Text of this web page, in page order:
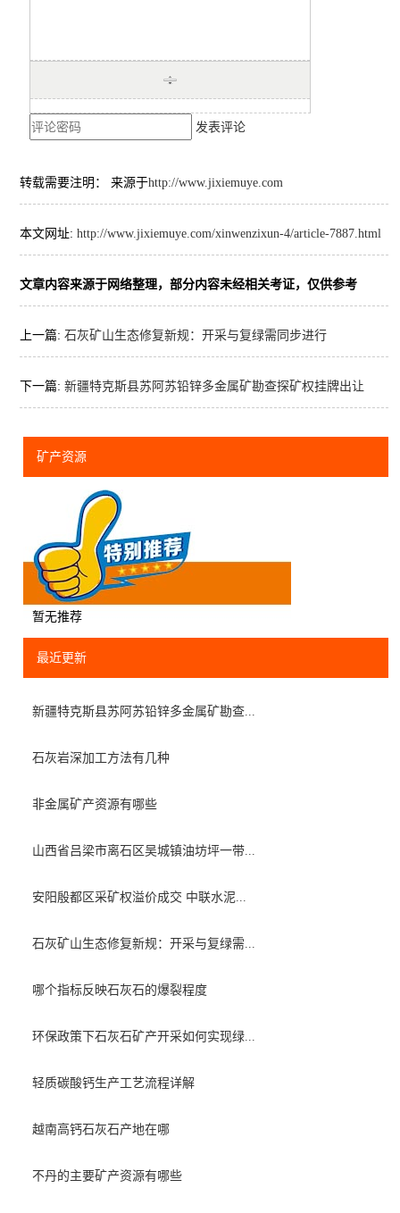
发表评论
转载需要注明： 来源于http://www.jixiemuye.com
本文网址: http://www.jixiemuye.com/xinwenzixun-4/article-7887.html
文章内容来源于网络整理，部分内容未经相关考证，仅供参考
上一篇: 石灰矿山生态修复新规：开采与复绿需同步进行
下一篇: 新疆特克斯县苏阿苏铅锌多金属矿勘查探矿权挂牌出让
矿产资源
暂无推荐
最近更新
新疆特克斯县苏阿苏铅锌多金属矿勘查...
石灰岩深加工方法有几种
非金属矿产资源有哪些
山西省吕梁市离石区吴城镇油坊坪一带...
安阳殷都区采矿权溢价成交 中联水泥...
石灰矿山生态修复新规：开采与复绿需...
哪个指标反映石灰石的爆裂程度
环保政策下石灰石矿产开采如何实现绿...
轻质碳酸钙生产工艺流程详解
越南高钙石灰石产地在哪
不丹的主要矿产资源有哪些